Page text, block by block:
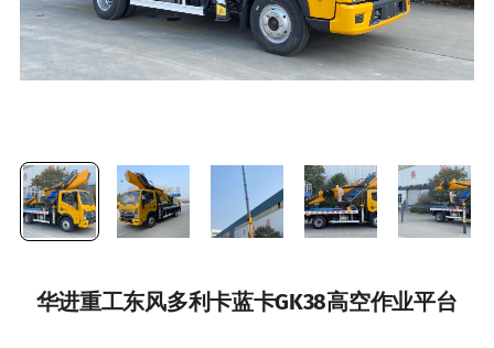
华进重工东风多利卡蓝卡GK38高空作业平台